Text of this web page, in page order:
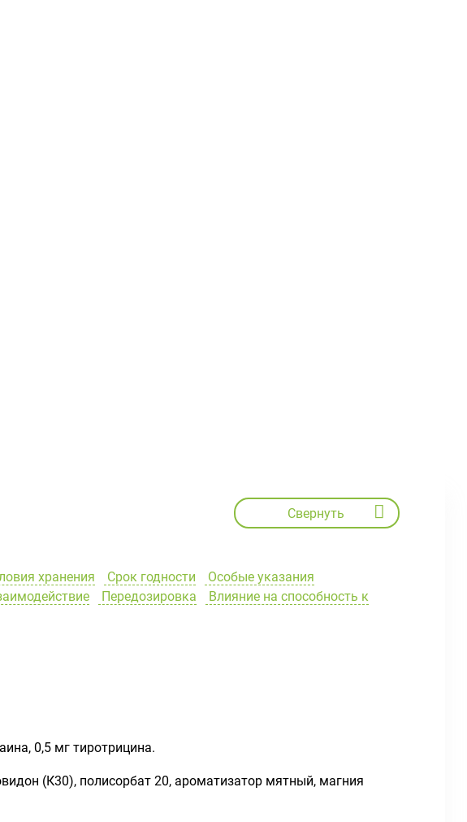
Свернуть
хранения Срок годности
Особые указания
Передозировка
Влияние на способность к
0,5 мг тиротрицина.
(К30), полисорбат 20, ароматизатор мятный, магния